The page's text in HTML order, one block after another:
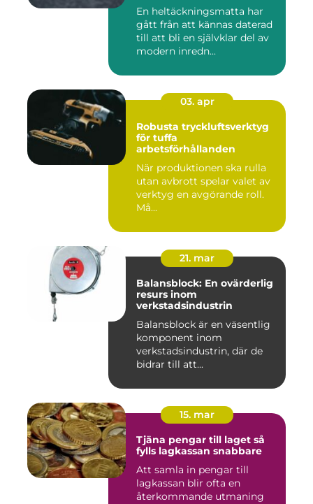
En heltäckningsmatta har
gått från att kännas daterad
till att bli en självklar del av
modern inredn...
03. apr
Robusta tryckluftsverktyg
för tuffa
arbetsförhållanden
När produktionen ska rulla
utan avbrott spelar valet av
verktyg en avgörande roll.
Må...
21. mar
Balansblock: En ovärderlig
resurs inom
verkstadsindustrin
Balansblock är en väsentlig
komponent inom
verkstadsindustrin, där de
bidrar till att...
15. mar
Tjäna pengar till laget så
fylls lagkassan snabbare
Att samla in pengar till
lagkassan blir ofta en
återkommande utmaning